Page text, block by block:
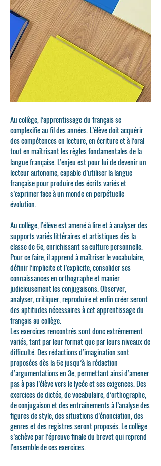
Au collège, l’apprentissage dufrançaisse
complexifie au fil des années. L’élève doit acquérir
des compétences en lecture, en écriture et à l’oral
tout en maîtrisant les règles fondamentales de la
langue française. L’enjeu est pour lui de devenir un
lecteur autonome, capable d’utiliser la langue
française pour produire des écrits variés et
s’exprimer face à un monde en perpétuelle
évolution.
Au collège, l’élève est amené à lire et à analyser des
supports variés littéraires et artistiques dès la
classe de 6e, enrichissant sa culture personnelle.
Pour ce faire, il apprend à maîtriser le vocabulaire,
définir l’implicite et l’explicite, consolider ses
connaissances en orthographe et manier
judicieusement les conjugaisons. Observer,
analyser, critiquer, reproduire et enfin créer seront
des aptitudes nécessaires à cet apprentissage du
français au collège.
Les exercices rencontrés sont donc extrêmement
variés, tant par leur format que par leurs niveaux de
difficulté. Des rédactions d’imagination sont
proposées dès la 6e jusqu’à la rédaction
d’argumentations en 3e, permettant ainsi d’amener
pas à pas l’élève vers le lycée et ses exigences. Des
exercices de dictée, de vocabulaire, d’orthographe,
de conjugaison et des entraînements à l’analyse des
figures de style, des situations d’énonciation, des
genres et des registres seront proposés. Le collège
s’achève par l’épreuve finale du brevet qui reprend
l’ensemble de ces exercices.